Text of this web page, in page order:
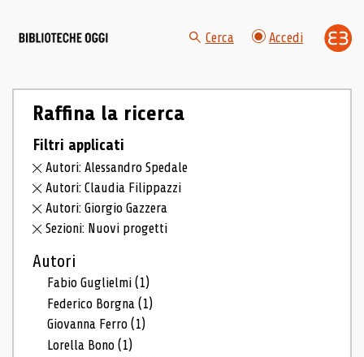
Cerca Accedi
Raffina la ricerca
Filtri applicati
Autori: Alessandro Spedale
Autori: Claudia Filippazzi
Autori: Giorgio Gazzera
Sezioni: Nuovi progetti
Autori
Fabio Guglielmi(1)
Federico Borgna(1)
Giovanna Ferro(1)
Lorella Bono(1)